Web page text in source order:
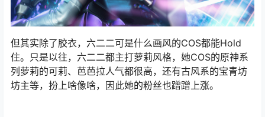
但其实除了胶衣，六二二可是什么画风的COS都能Hold
住。只是以往，六二二都主打萝莉风格，她COS的原神系
列萝莉的可莉、芭芭拉人气都很高，还有古风系的宝青坊
坊主等，扮上啥像啥，因此她的粉丝也蹭蹭上涨。